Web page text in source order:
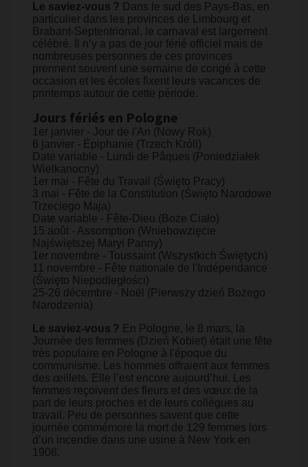
Le saviez-vous ? Dans le sud des Pays-Bas, en
particulier dans les provinces de Limbourg et
Brabant-Septentrional, le carnaval est largement
célébré. Il n’y a pas de jour férié officiel mais de
nombreuses personnes de ces provinces
prennent souvent une semaine de congé à cette
occasion et les écoles fixent leurs vacances de
printemps autour de cette période.
Jours fériés en Pologne
1er janvier - Jour de l'An (Nowy Rok)
6 janvier - Épiphanie (Trzech Króli)
Date variable - Lundi de Pâques (Poniedziałek
Wielkanocny)
1er mai - Fête du Travail (Święto Pracy)
3 mai - Fête de la Constitution (Święto Narodowe
Trzeciego Maja)
Date variable - Fête-Dieu (Boże Ciało)
15 août - Assomption (Wniebowzięcie
Najświętszej Maryi Panny)
1er novembre - Toussaint (Wszystkich Świętych)
11 novembre - Fête nationale de l'Indépendance
(Święto Niepodległości)
25-26 décembre - Noël (Pierwszy dzień Bożego
Narodzenia)
Le saviez-vous ? En Pologne, le 8 mars, la
Journée des femmes (Dzień Kobiet) était une fête
très populaire en Pologne à l'époque du
communisme. Les hommes offraient aux femmes
des œillets. Elle l’est encore aujourd’hui. Les
femmes reçoivent des fleurs et des vœux de la
part de leurs proches et de leurs collègues au
travail. Peu de personnes savent que cette
journée commémore la mort de 129 femmes lors
d’un incendie dans une usine à New York en
1908.